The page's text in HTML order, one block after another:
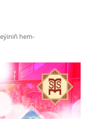
hem-